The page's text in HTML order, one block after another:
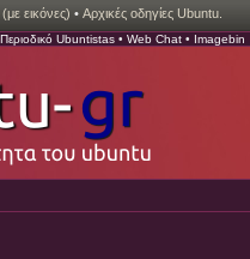
εικόνες) • Αρχικές οδηγίες Ubuntu.
Περιοδικό Ubuntistas • Web Chat • Imagebin